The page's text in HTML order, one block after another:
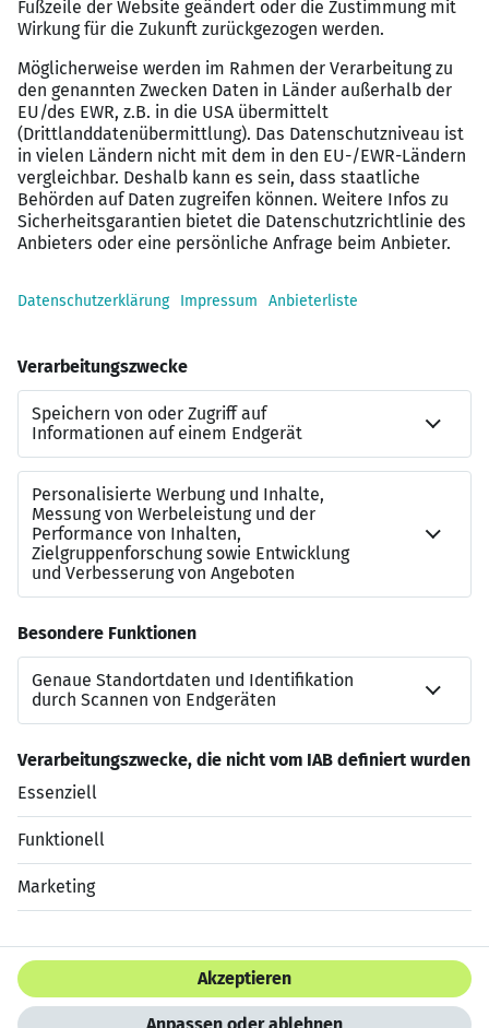
spannenden Aufgaben in einem erfahrenen Team.
Flache Hierarchien und ein modern
ausgestatteter Arbeitsplatz
Vielfältige und interessante Projekte für
namhafte Auftraggeber
Weiterbildungen und gezielte Qualifikationen
Zusammenarbeit großgeschrieben wird
Zur Bewerbung
Unser Jobangebot Bauingenieur –
Bauwerksinstandsetzung / Sanierung (m/w/d) klingt
vielversprechend?
Bei unserem Partner Workwise
Anschreibenmöglich. Anschließend kann der Status der
Bewerbung live verfolgt werden. Wir freuen uns auf eine
Bewerbung über Workwise.
Datenschutzerklärung